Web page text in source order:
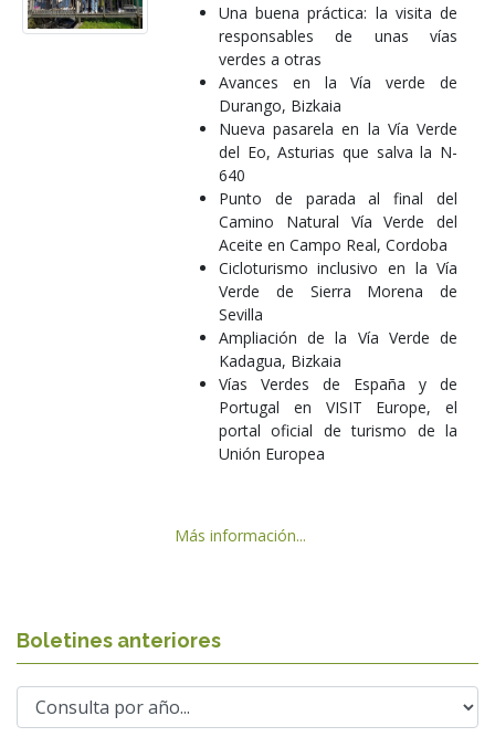
Una buena práctica: la visita de
responsables de unas vías
verdes a otras
Avances en la Vía verde de
Durango, Bizkaia
Nueva pasarela en la Vía Verde
del Eo, Asturias que salva la N-
640
Punto de parada al final del
Camino Natural Vía Verde del
Aceite en Campo Real, Cordoba
Cicloturismo inclusivo en la Vía
Verde de Sierra Morena de
Sevilla
Ampliación de la Vía Verde de
Kadagua, Bizkaia
Vías Verdes de España y de
Portugal en VISIT Europe, el
portal oficial de turismo de la
Unión Europea
Más información...
Boletines anteriores